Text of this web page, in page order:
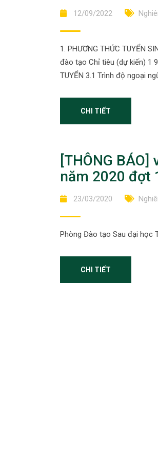
12/09/2022
1. PHƯƠNG THỨC TUYỂN
đào tạo Chỉ tiêu (dự kiến) 1
TUYỂN 3.1 Trình độ ngoại
CHI TIẾT
[THÔNG
năm 2020 đợt
23/03/2020
Phòng Đào tạo Sau đại học
CHI TIẾT